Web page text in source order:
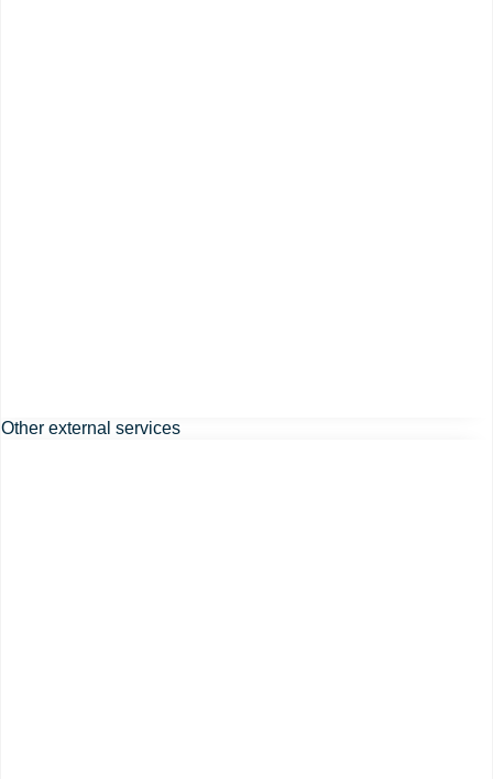
Other external services